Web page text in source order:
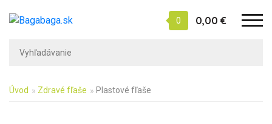
0 0,00 €
Úvod Zdravé fľaše Plastové fľaše